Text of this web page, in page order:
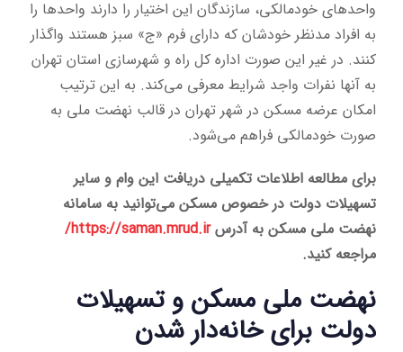
واحدهای خودمالکی، سازندگان این اختیار را دارند واحدها را
به افراد مدنظر خودشان که دارای فرم «ج» سبز هستند واگذار
کنند. در غیر این صورت اداره کل راه و شهرسازی استان تهران
به آنها نفرات واجد شرایط معرفی می‌کند. به این ترتیب
امکان عرضه مسکن در شهر تهران در قالب نهضت ملی به
صورت خودمالکی فراهم می‌شود.
برای مطالعه اطلاعات تکمیلی دریافت این وام و سایر
تسهیلات دولت در خصوص مسکن می‌توانید به سامانه
نهضت ملی مسکن به آدرسhttps://saman.mrud.ir/
مراجعه کنید.
نهضت ملی مسکن و تسهیلات
دولت برای خانه‌دار شدن